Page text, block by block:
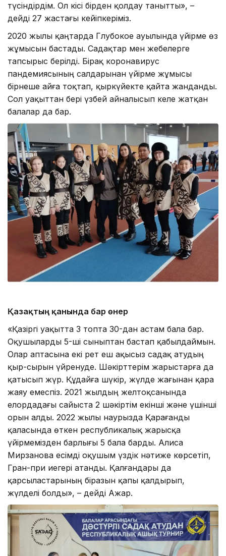
түсіндірдім. Ол кісі бірден қолдау танытты», –
дейді 27 жастағы кейіпкеріміз.
2020 жылы қаңтарда Глубокое ауылында үйірме өз
жұмысын бастады. Садақтар мен жебелерге
тапсырыс берілді. Бірақ коронавирус
пандемиясының салдарынан үйірме жұмысы
бірнеше айға тоқтап, қыркүйекте қайта жанданды.
Сол уақыттан бері үзбей айналысып келе жатқан
балалар да бар.
Қазақтың қанында бар өнер
«Қазіргі уақытта 3 топта 30-дан астам бала бар.
Оқушыларды 5-ші сыныптан бастап қабылдаймын.
Олар аптасына екі рет еш ақысыз садақ атудың
қыр-сырын үйренуде. Шәкірттерім жарыстарға да
қатысып жүр. Құдайға шүкір, жүлде жағынан қара
жаяу емеспіз. 2021 жылдың желтоқсанында
елордадағы сайыста 2 шәкіртім екінші және үшінші
орын алды. 2022 жылы наурызда Қарағанды
қаласында өткен республикалық жарысқа
үйірмемізден барлығы 5 бала барды. Алиса
Мирзанова есімді оқушым үздік нәтиже көрсетіп,
Гран-при иегері атанды. Қалғандары да
қарсыластарының біразын қапы қалдырып,
жүлделі болды», – дейді Ажар.